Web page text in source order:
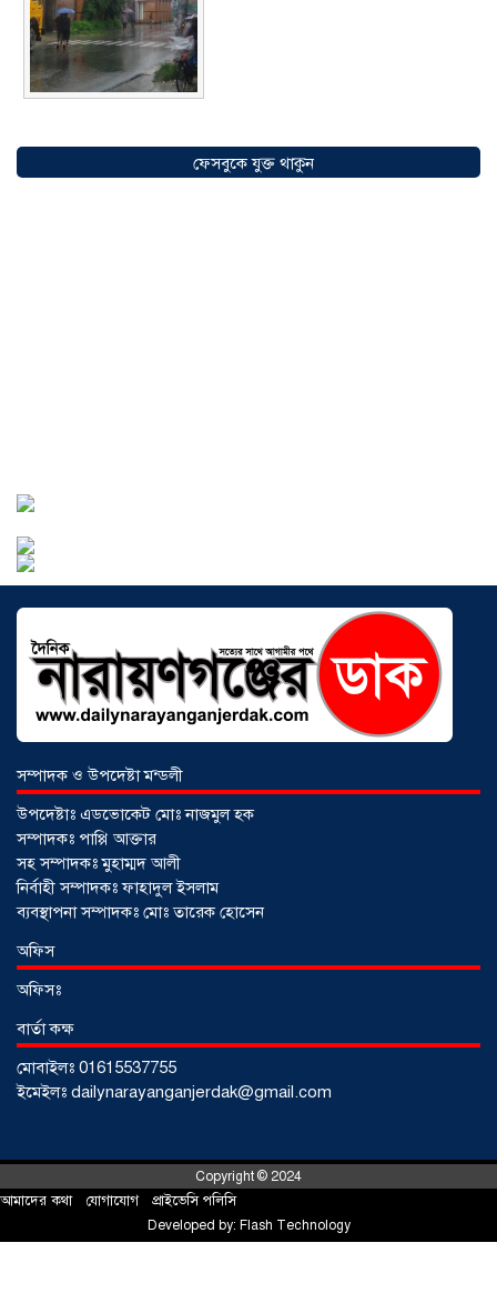
অগ্রযাত্রায় নতুন অধ্যায়, উদ্বোধন হলো ‘শিফা
মোহাম্মদিয়া ফিশারিজ’
০৫ আগস্ট ২০২৬
শর্টগান
০৩ আগস্ট ২০২৬
ফেসবুকে যুক্ত থাকুন
সম্পাদক ও উপদেষ্টা মন্ডলী
উপদেষ্টাঃ এডভোকেট মোঃ নাজমুল হক
সম্পাদকঃ পাপ্পি আক্তার
সহ সম্পাদকঃ মুহাম্মদ আলী
নির্বাহী সম্পাদকঃ ফাহাদুল ইসলাম
ব্যবস্থাপনা সম্পাদকঃ মোঃ তারেক হোসেন
অফিস
অফিসঃ
বার্তা কক্ষ
মোবাইলঃ 01615537755
ইমেইলঃ dailynarayanganjerdak@gmail.com
Copyright © 2024
আমাদের কথা যোগাযোগ প্রাইভেসি পলিসি
Developed by: Flash Technology